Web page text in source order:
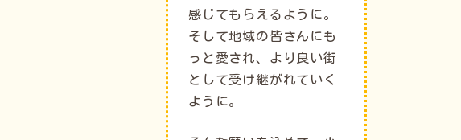
感じてもらえるように。
そして地域の皆さんにも
っと愛され、より良い街
として受け継がれていく
ように。